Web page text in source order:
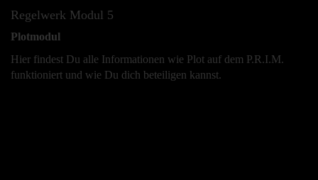
Regelwerk Modul 5
Plotmodul
Hier findest Du alle Informationen wie Plot auf dem P.R.I.M.
funktioniert und wie Du dich beteiligen kannst.